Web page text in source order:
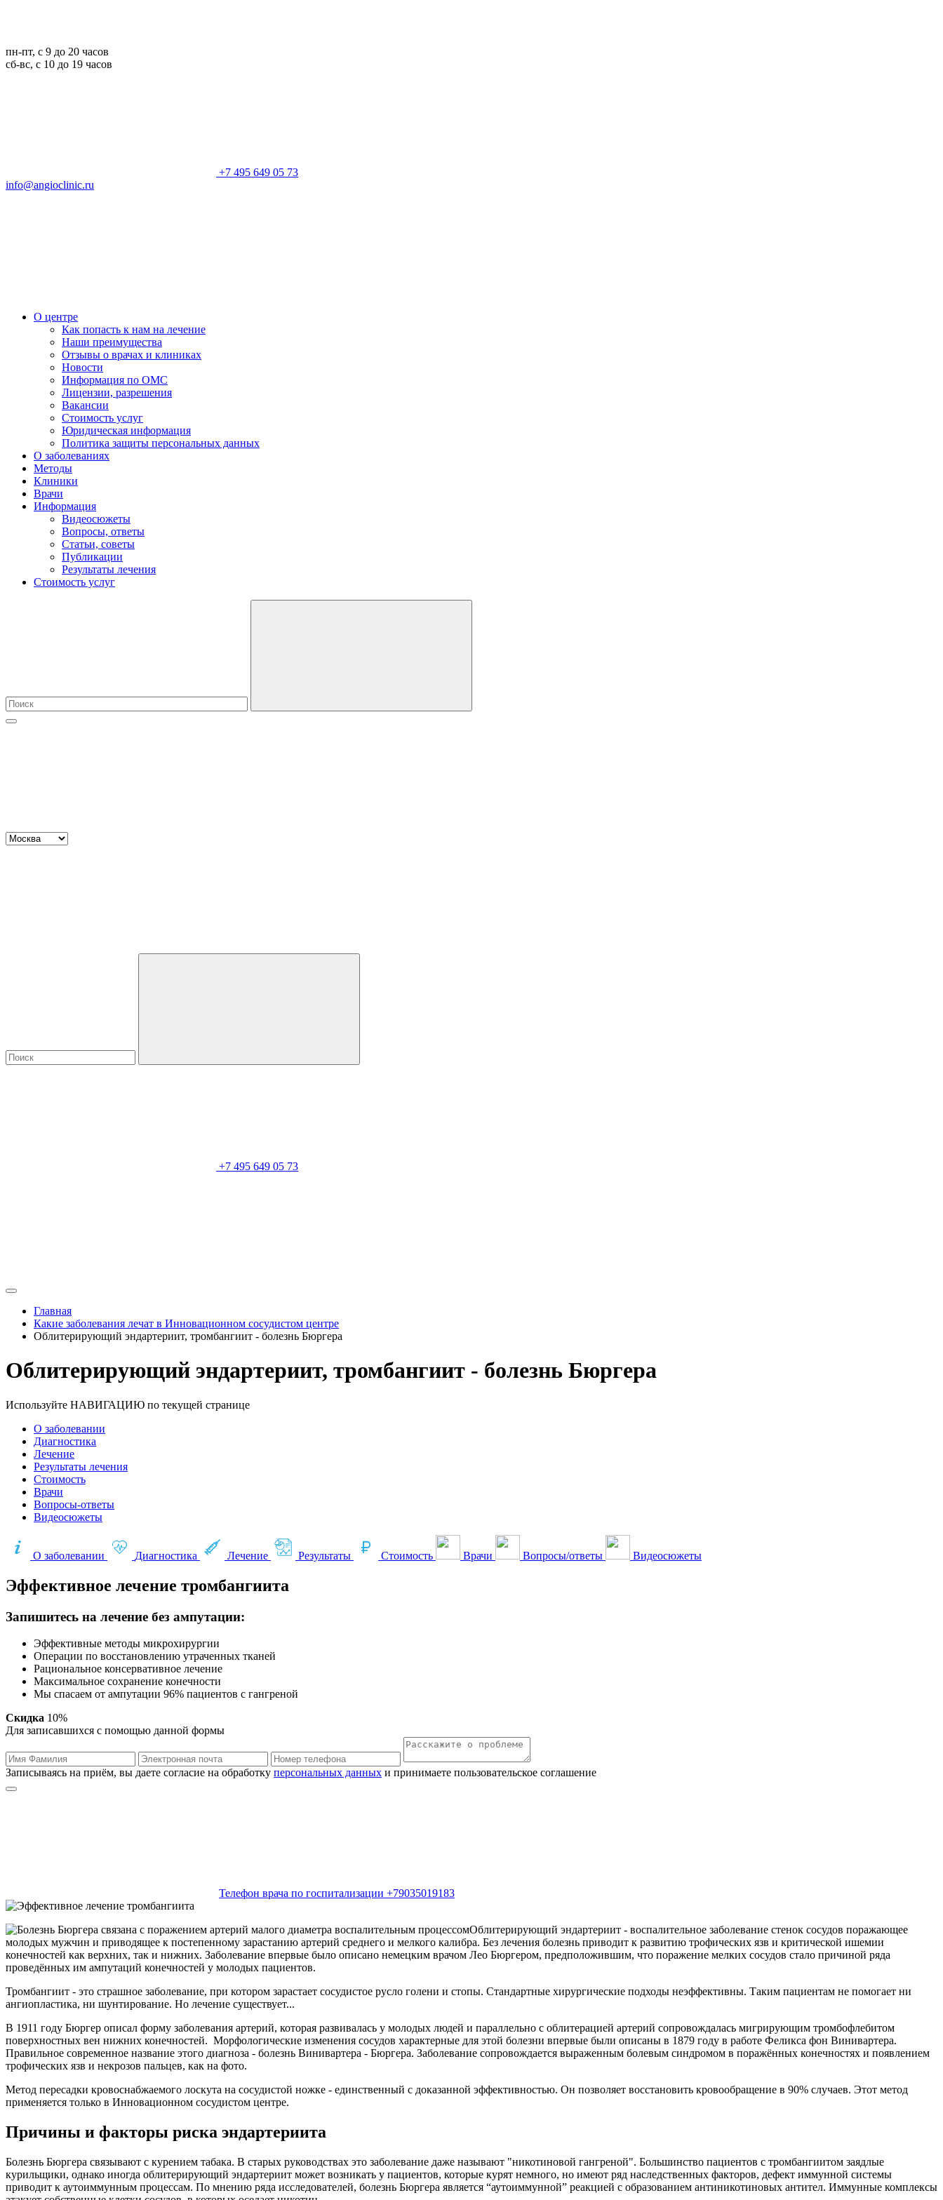
пн-пт, с 9 до 20 часов
сб-вс, с 10 до 19 часов
+7 495 649 05 73
info@angioclinic.ru
О центре
Как попасть к нам на лечение
Наши преимущества
Отзывы о врачах и клиниках
Новости
Информация по ОМС
Лицензии, разрешения
Вакансии
Стоимость услуг
Юридическая информация
Политика защиты персональных данных
О заболеваниях
Методы
Клиники
Врачи
Информация
Видеосюжеты
Вопросы, ответы
Статьи, советы
Публикации
Результаты лечения
Стоимость услуг
+7 495 649 05 73
Главная
Какие заболевания лечат в Инновационном сосудистом центре
Облитерирующий эндартериит, тромбангиит - болезнь Бюргера
Облитерирующий эндартериит, тромбангиит - болезнь Бюргера
Используйте НАВИГАЦИЮ по текущей странице
О заболевании
Диагностика
Лечение
Результаты лечения
Стоимость
Врачи
Вопросы-ответы
Видеосюжеты
О заболевании Диагностика Лечение Результаты Стоимость Врачи Вопросы/ответы Видеосюжеты
Эффективное лечение тромбангиита
Запишитесь на лечение без ампутации:
Эффективные методы микрохирургии
Операции по восстановлению утраченных тканей
Рациональное консервативное лечение
Максимальное сохранение конечности
Мы спасаем от ампутации 96% пациентов с гангреной
Скидка 10%
Для записавшихся с помощью данной формы
Записываясь на приём, вы даете согласие на обработку персональных данных и принимаете пользовательское соглашение
Телефон врача по госпитализации +79035019183
Облитерирующий эндартериит - воспалительное заболевание стенок сосудов поражающее
молодых мужчин и приводящее к постепенному зарастанию артерий среднего и мелкого калибра. Без лечения болезнь приводит к развитию трофических язв и критической ишемии
конечностей как верхних, так и нижних. Заболевание впервые было описано немецким врачом Лео Бюргером, предположившим, что поражение мелких сосудов стало причиной ряда
проведённых им ампутаций конечностей у молодых пациентов.
Тромбангиит - это страшное заболевание, при котором зарастает сосудистое русло голени и стопы. Стандартные хирургические подходы неэффективны. Таким пациентам не помогает ни
ангиопластика, ни шунтирование. Но лечение существует...
В 1911 году Бюргер описал форму заболевания артерий, которая развивалась у молодых людей и параллельно с облитерацией артерий сопровождалась мигрирующим тромбофлебитом
поверхностных вен нижних конечностей. Морфологические изменения сосудов характерные для этой болезни впервые были описаны в 1879 году в работе Феликса фон Винивартера.
Правильное современное название этого диагноза - болезнь Винивартера - Бюргера. Заболевание сопровождается выраженным болевым синдромом в поражённых конечностях и появлением
трофических язв и некрозов пальцев, как на фото.
Метод пересадки кровоснабжаемого лоскута на сосудистой ножке - единственный с доказанной эффективностью. Он позволяет восстановить кровообращение в 90% случаев. Этот метод
применяется только в Инновационном сосудистом центре.
Причины и факторы риска эндартериита
Болезнь Бюргера связывают с курением табака. В старых руководствах это заболевание даже называют "никотиновой гангреной". Большинство пациентов с тромбангиитом заядлые
курильщики, однако иногда облитерирующий эндартериит может возникать у пациентов, которые курят немного, но имеют ряд наследственных факторов, дефект иммунной системы
приводит к аутоиммунным процессам. По мнению ряда исследователей, болезнь Бюргера является “аутоиммунной” реакцией с образованием антиникотиновых антител. Иммунные комплексы